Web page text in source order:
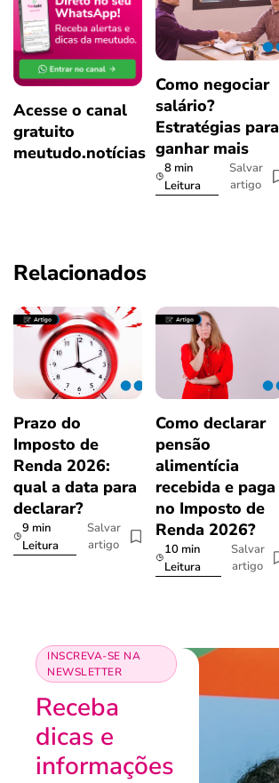
Acesse o canal
gratuito
meutudo.notícias
Como negociar
salário?
Estratégias para
ganhar mais
8 min
Leitura
Salvar
artigo
Relacionados
Prazo do
Imposto de
Renda 2026:
qual a data para
declarar?
9 min
Leitura
Salvar
artigo
Como declarar
pensão
alimentícia
recebida e paga
no Imposto de
Renda 2026?
10 min
Leitura
Salvar
artigo
INSCREVA-SE NA
NEWSLETTER
Receba
dicas e
informações